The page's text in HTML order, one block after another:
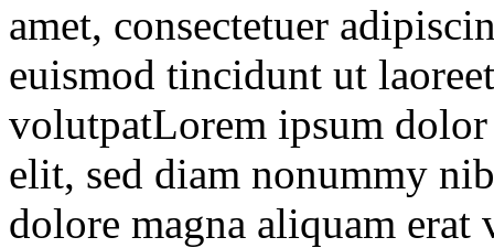
amet, consectetuer
euismod tincidunt ut
volutpatLorem ipsum
elit, sed diam nonummy
dolore magna aliquam